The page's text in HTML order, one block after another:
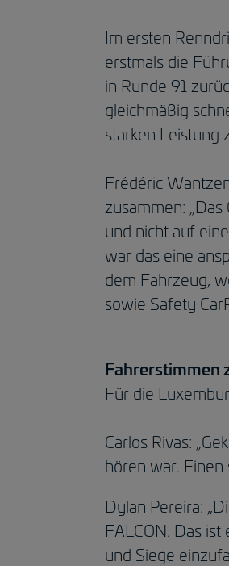
Im ersten
erstmals die
in Runde 91
gleichmäßig
starken Leistung
Frédéric
zusammen:
und nicht auf
war das eine
dem Fahrzeug,
sowie Safety
Fahrerstimmen
Für die
Carlos Rivas:
hören war.
Dylan Pereira:
FALCON. Das
und Siege